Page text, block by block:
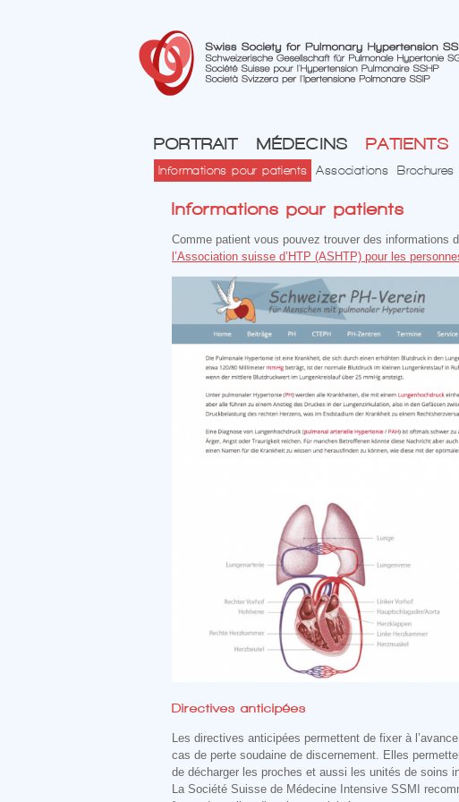
PORTRAIT MÉDECINS PATIENTS
Informations pour patients Associations
Informations pour patients
Comme patient vous pouvez trouver des informations
l’Association suisse d’HTP (ASHTP) pour les
Directives anticipées
Les directives anticipées permettent de fixer à
cas de perte soudaine de discernement. Elles
de décharger les proches et aussi les unités de soins
La Société Suisse de Médecine Intensive SSMI